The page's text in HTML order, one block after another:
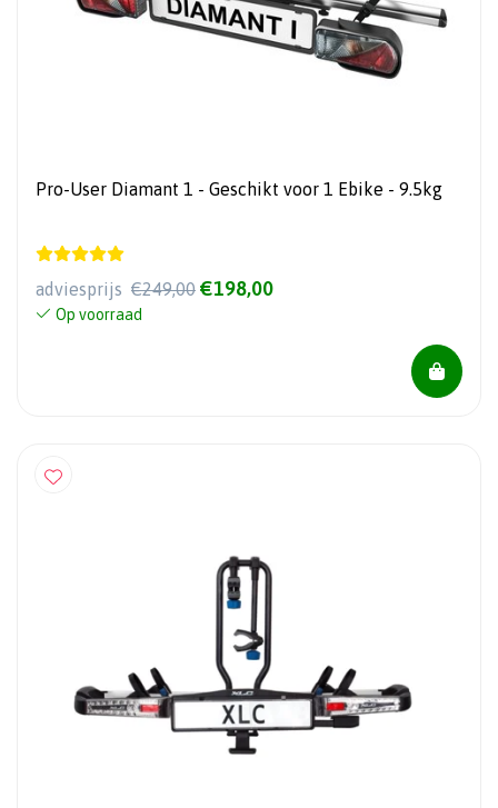
Pro-User Diamant 1 - Geschikt voor 1 Ebike - 9.5kg
adviesprijs €249,00 €198,00
Op voorraad